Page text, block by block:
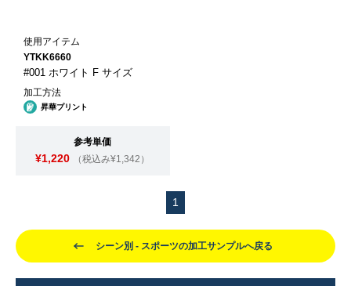
使用アイテム
YTKK6660
#001 ホワイト F サイズ
加工方法
昇華プリント
参考単価
¥1,220 （税込み¥1,342）
1
シーン別 - スポーツの加工サンプルへ戻る